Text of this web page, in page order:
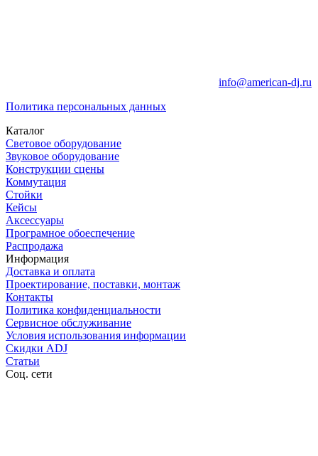
info@american-dj.ru
Политика персональных данных
Каталог
Световое оборудование
Звуковое оборудование
Конструкции сцены
Коммутация
Стойки
Кейсы
Аксессуары
Програмное обоеспечение
Распродажа
Информация
Доставка и оплата
Проектирование, поставки, монтаж
Контакты
Политика конфиденциальности
Сервисное обслуживание
Условия использования информации
Скидки ADJ
Статьи
Соц. сети